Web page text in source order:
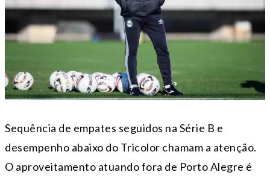
Sequência de empates seguidos na Série B e
desempenho abaixo do Tricolor chamam a atenção.
O aproveitamento atuando fora de Porto Alegre é